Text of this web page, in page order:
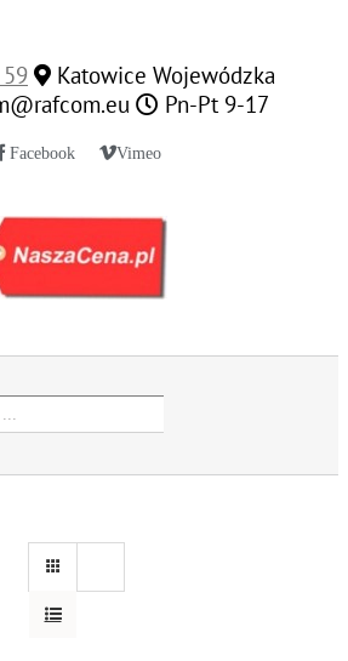
Katowice Wojewódzka
Pn-Pt 9-17
Facebook Vimeo